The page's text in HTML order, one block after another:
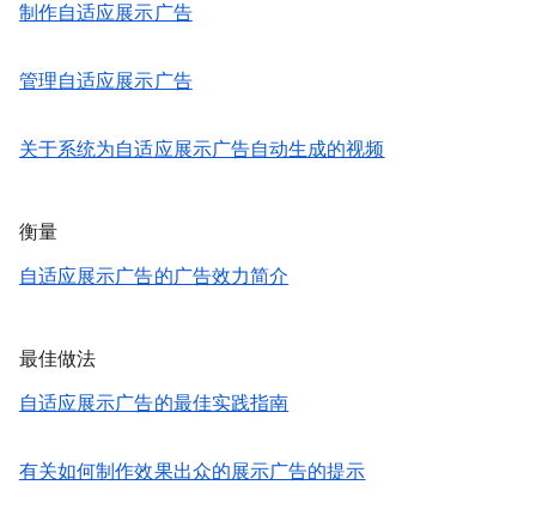
制作自适应展示广告
管理自适应展示广告
关于系统为自适应展示广告自动生成的视频
衡量
自适应展示广告的广告效力简介
最佳做法
自适应展示广告的最佳实践指南
有关如何制作效果出众的展示广告的提示